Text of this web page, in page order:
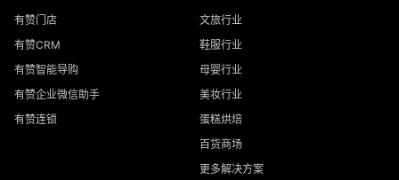
有赞门店
有赞CRM
有赞智能导购
有赞企业微信助手
有赞连锁
文旅行业
鞋服行业
母婴行业
美妆行业
蛋糕烘焙
百货商场
更多解决方案